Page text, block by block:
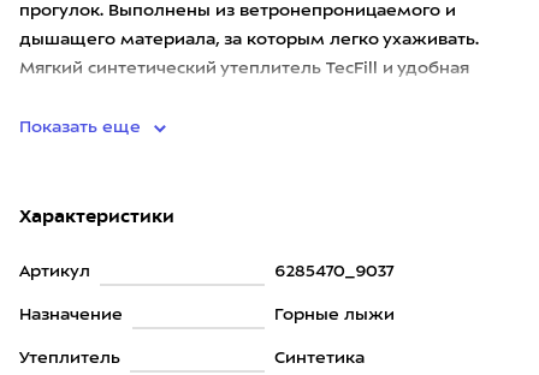
прогулок. Выполнены из ветронепроницаемого и
дышащего материала, за которым легко ухаживать.
Мягкий синтетический утеплитель TecFill и удобная
Показать еще
Характеристики
Артикул 6285470_9037
Назначение Горные лыжи
Утеплитель Синтетика